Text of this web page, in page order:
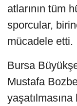
atlarının tüm
sporcular,
mücadele etti.
Bursa
Mustafa